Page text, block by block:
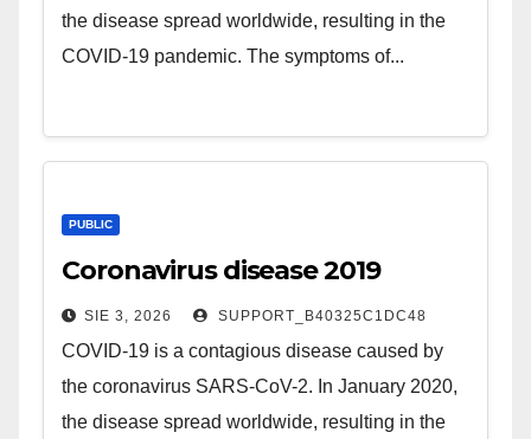
the disease spread worldwide, resulting in the
COVID-19 pandemic. The symptoms of...
PUBLIC
Coronavirus disease 2019
SIE 3, 2026 SUPPORT_B40325C1DC48
COVID-19 is a contagious disease caused by
the coronavirus SARS-CoV-2. In January 2020,
the disease spread worldwide, resulting in the